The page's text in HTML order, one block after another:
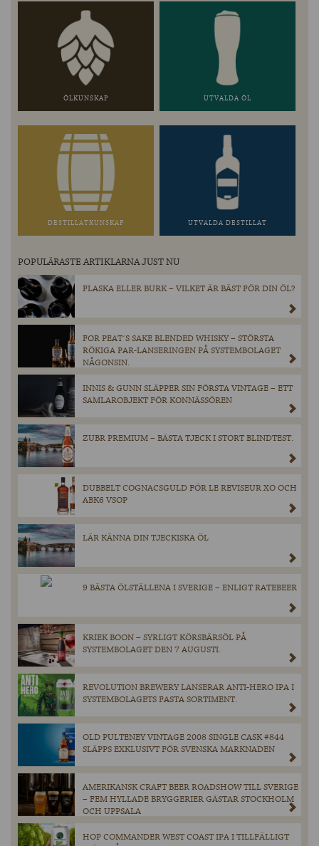
ÖLKUNSKAP UTVALDA ÖL
DESTILLATKUNSKAP UTVALDA DESTILLAT
POPULÄRASTE ARTIKLARNA JUST NU
FLASKA ELLER BURK – VILKET ÄR BÄST FÖR DIN ÖL?
FOR PEAT´S SAKE BLENDED WHISKY – STÖRSTA
RÖKIGA PAR-LANSERINGEN PÅ SYSTEMBOLAGET
NÅGONSIN.
INNIS & GUNN SLÄPPER SIN FÖRSTA VINTAGE – ETT
SAMLAROBJEKT FÖR KONNÄSSÖREN
ZUBR PREMIUM – BÄSTA TJECK I STORT BLINDTEST.
DUBBELT COGNACSGULD FÖR LE REVISEUR XO OCH
ABK6 VSOP
LÄR KÄNNA DIN TJECKISKA ÖL
9 BÄSTA ÖLSTÄLLENA I SVERIGE – ENLIGT RATEBEER
KRIEK BOON – SYRLIGT KÖRSBÄRSÖL PÅ
SYSTEMBOLAGET DEN 7 AUGUSTI.
REVOLUTION BREWERY LANSERAR ANTI-HERO IPA I
SYSTEMBOLAGETS FASTA SORTIMENT.
OLD PULTENEY VINTAGE 2008 SINGLE CASK #844
SLÄPPS EXKLUSIVT FÖR SVENSKA MARKNADEN
AMERIKANSK CRAFT BEER ROADSHOW TILL SVERIGE
– FEM HYLLADE BRYGGERIER GÄSTAR STOCKHOLM
OCH UPPSALA
HOP COMMANDER WEST COAST IPA I TILLFÄLLIGT